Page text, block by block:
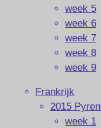
week 5
week 6
week 7
week 8
week 9
Frankrijk
2015
week 1